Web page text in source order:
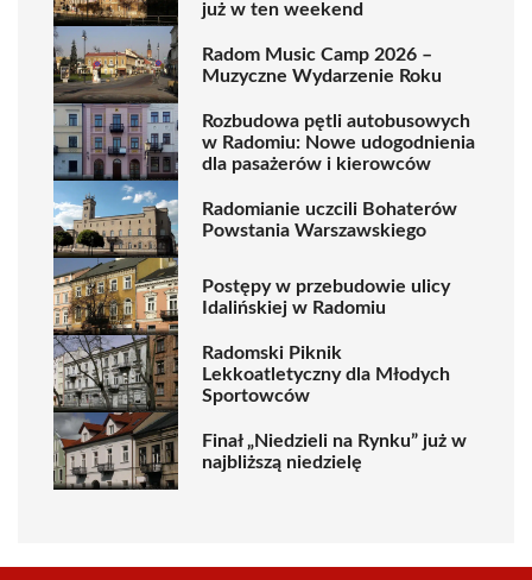
już w ten weekend
Radom Music Camp 2026 –
Muzyczne Wydarzenie Roku
Rozbudowa pętli autobusowych
w Radomiu: Nowe udogodnienia
dla pasażerów i kierowców
Radomianie uczcili Bohaterów
Powstania Warszawskiego
Postępy w przebudowie ulicy
Idalińskiej w Radomiu
Radomski Piknik
Lekkoatletyczny dla Młodych
Sportowców
Finał „Niedzieli na Rynku” już w
najbliższą niedzielę